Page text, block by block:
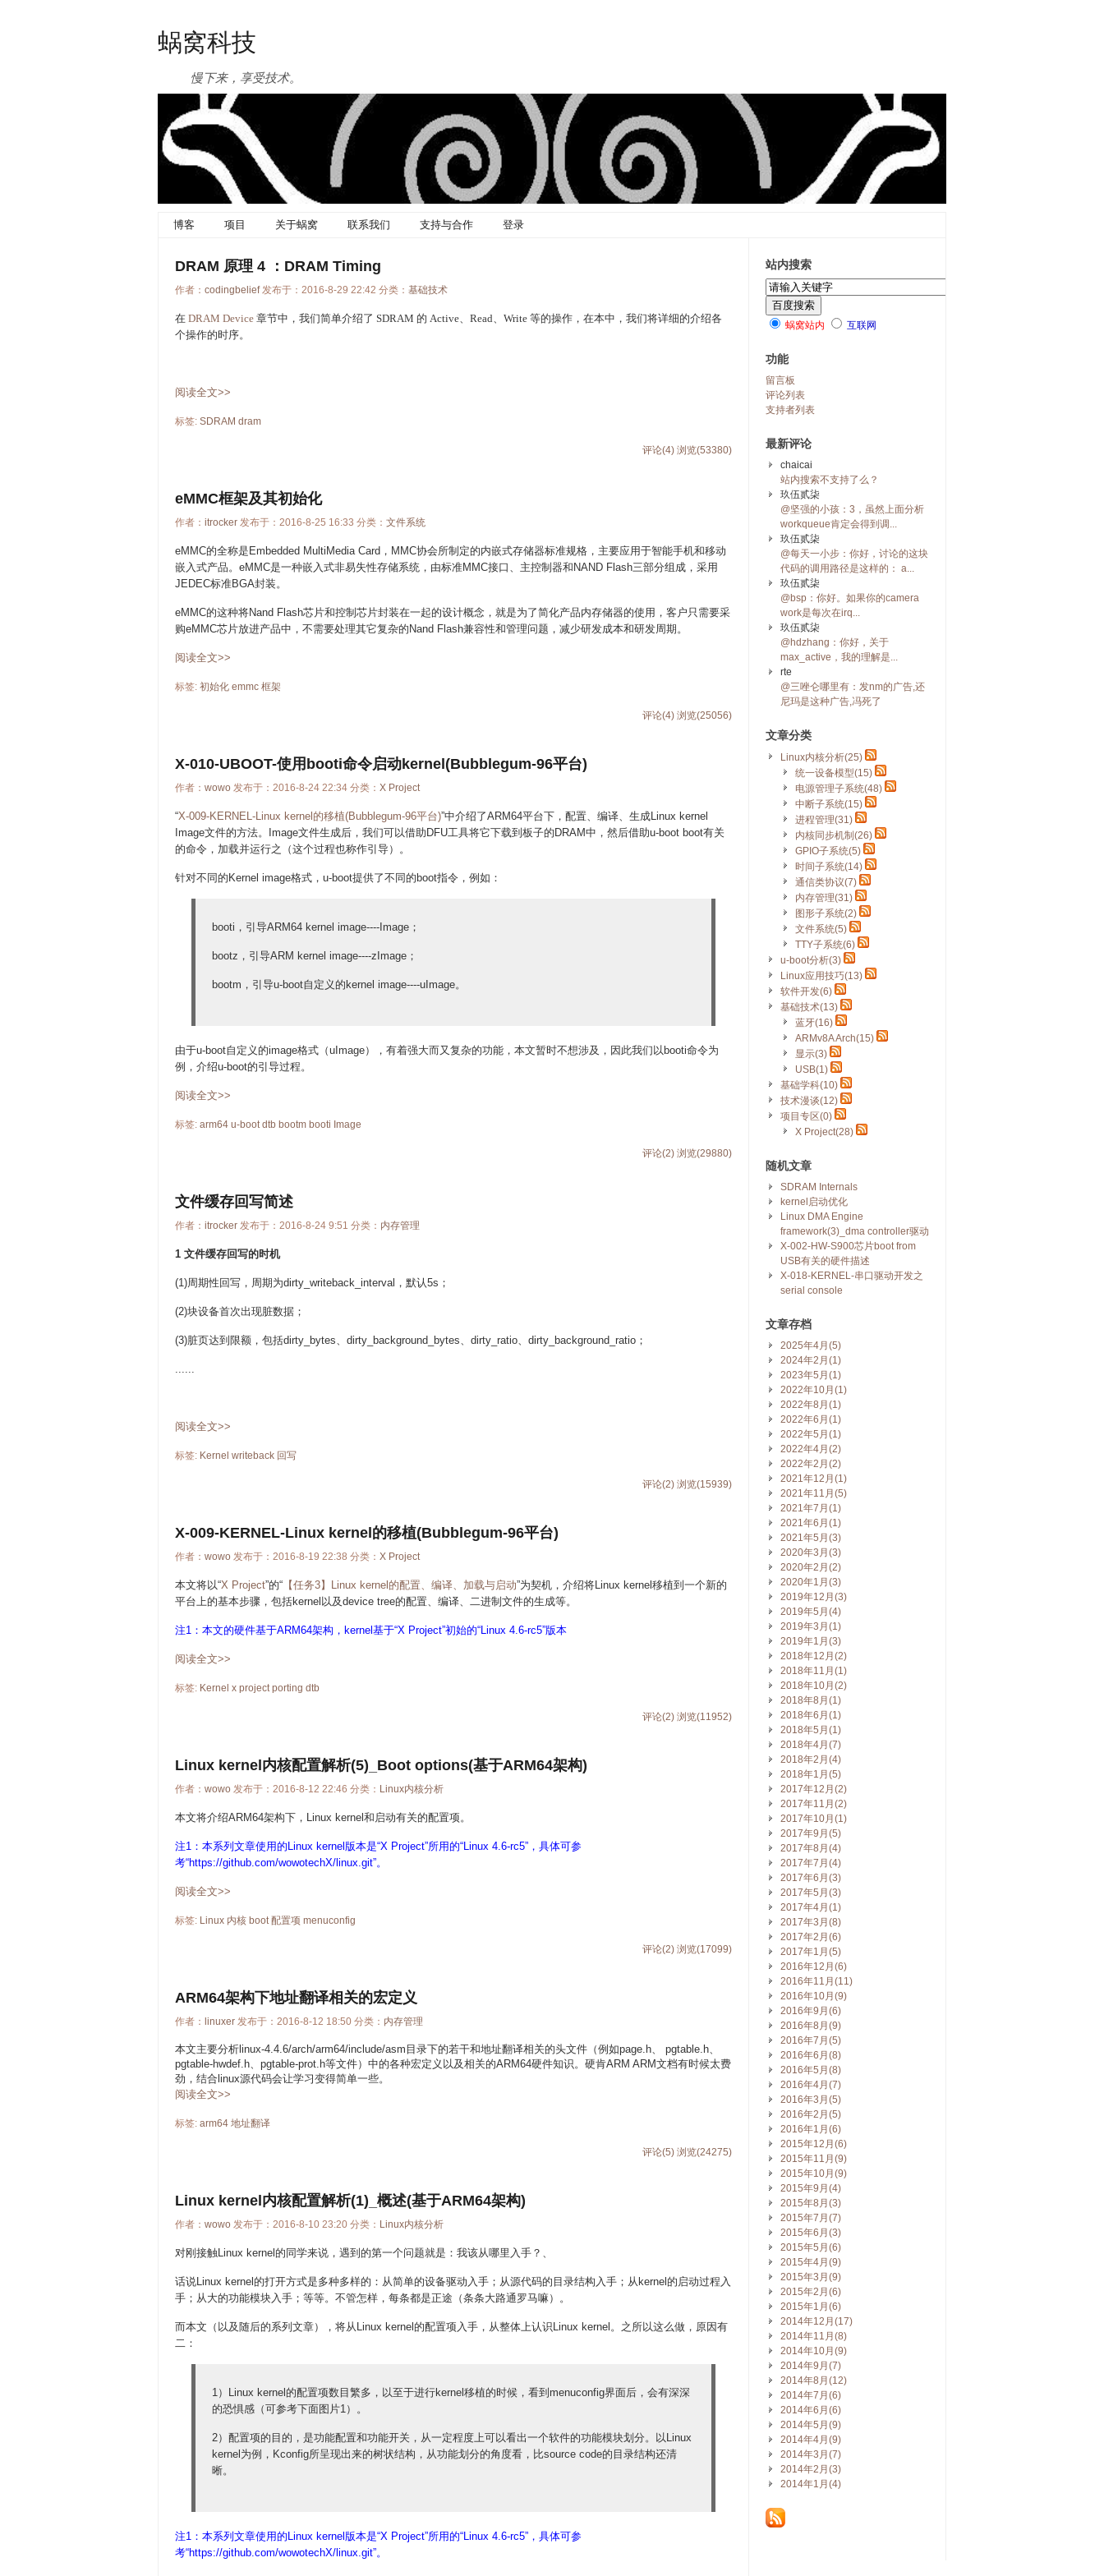
蜗窝科技
慢下来，享受技术。
博客 项目 关于蜗窝 联系我们 支持与合作 登录
DRAM 原理 4 ：DRAM Timing
作者： codingbelief发布于：2016-8-29 22:42 分类： 基础技术
在 DRAM Device 章节中，我们简单介绍了 SDRAM 的 Active、Read、Write 等的操作，在本中，我们将详细的介绍各
个操作的时序。
阅读全文>>
标签: SDRAM dram
评论(4) 浏览(53380)
eMMC框架及其初始化
作者： itrocker 发布于：2016-8-25 16:33 分类： 文件系统
eMMC的全称是Embedded MultiMedia Card，MMC协会所制定的内嵌式存储器标准规格，主要应用于智能手机和移动
嵌入式产品。eMMC是一种嵌入式非易失性存储系统，由标准MMC接口、主控制器和NAND Flash三部分组成，采用
JEDEC标准BGA封装。
eMMC的这种将Nand Flash芯片和控制芯片封装在一起的设计概念，就是为了简化产品内存储器的使用，客户只需要采
购eMMC芯片放进产品中，不需要处理其它复杂的Nand Flash兼容性和管理问题，减少研发成本和研发周期。
阅读全文>>
标签: 初始化 emmc 框架
评论(4) 浏览(25056)
X-010-UBOOT-使用booti命令启动kernel(Bubblegum-96平台)
作者： wowo 发布于：2016-8-24 22:34 分类： X Project
“X-009-KERNEL-Linux kernel的移植(Bubblegum-96平台)”中介绍了ARM64平台下，配置、编译、生成Linux kernel
Image文件的方法。Image文件生成后，我们可以借助DFU工具将它下载到板子的DRAM中，然后借助u-boot boot有关
的命令，加载并运行之（这个过程也称作引导）。
针对不同的Kernel image格式，u-boot提供了不同的boot指令，例如：
booti，引导ARM64 kernel image----Image；
bootz，引导ARM kernel image----zImage；
bootm，引导u-boot自定义的kernel image----uImage。
由于u-boot自定义的image格式（uImage），有着强大而又复杂的功能，本文暂时不想涉及，因此我们以booti命令为
例，介绍u-boot的引导过程。
阅读全文>>
标签: arm64 u-boot dtb bootm booti Image
评论(2) 浏览(29880)
文件缓存回写简述
作者： itrocker 发布于：2016-8-24 9:51 分类： 内存管理
1 文件缓存回写的时机
(1)周期性回写，周期为dirty_writeback_interval ，默认5s ；
(2)块设备首次出现脏数据；
(3)脏页达到限额，包括dirty_bytes、 dirty_background_bytes、 dirty_ratio、 dirty_background_ratio ；
......
阅读全文>>
标签: Kernel writeback 回写
评论(2) 浏览(15939)
X-009-KERNEL-Linux kernel的移植(Bubblegum-96平台)
作者： wowo 发布于：2016-8-19 22:38 分类： X Project
本文将以“X Project”的“ 【任务3】Linux kernel的配置、编译、加载与启动”为契机，介绍将Linux kernel移植到一个新的
平台上的基本步骤，包括kernel以及device tree的配置、编译、二进制文件的生成等。
注1：本文的硬件基于ARM64架构，kernel基于“X Project”初始的“Linux 4.6-rc5”版本
阅读全文>>
标签: Kernel x project porting dtb
评论(2) 浏览(11952)
Linux kernel内核配置解析(5)_Boot options(基于ARM64架构)
作者： wowo 发布于：2016-8-12 22:46 分类： Linux内核分析
本文将介绍ARM64架构下，Linux kernel和启动有关的配置项。
注1：本系列文章使用的Linux kernel版本是“X Project”所用的“Linux 4.6-rc5”，具体可参
考“https://github.com/wowotechX/linux.git”。
阅读全文>>
标签: Linux 内核 boot 配置项 menuconfig
评论(2) 浏览(17099)
ARM64架构下地址翻译相关的宏定义
作者： linuxer 发布于：2016-8-12 18:50 分类： 内存管理
本文主要分析linux-4.4.6/arch/arm64/include/asm目录下的若干和地址翻译相关的头文件（例如page.h、 pgtable.h、
pgtable-hwdef.h、pgtable-prot.h等文件）中的各种宏定义以及相关的ARM64硬件知识。硬肯ARM ARM文档有时候太费
劲，结合linux源代码会让学习变得简单一些。
阅读全文>>
标签: arm64 地址翻译
评论(5) 浏览(24275)
Linux kernel内核配置解析(1)_概述(基于ARM64架构)
作者： wowo 发布于：2016-8-10 23:20 分类： Linux内核分析
对刚接触Linux kernel的同学来说，遇到的第一个问题就是：我该从哪里入手？、
话说Linux kernel的打开方式是多种多样的：从简单的设备驱动入手；从源代码的目录结构入手；从kernel的启动过程入
手；从大的功能模块入手；等等。不管怎样，每条都是正途（条条大路通罗马嘛）。
而本文（以及随后的系列文章），将从Linux kernel的配置项入手，从整体上认识Linux kernel。之所以这么做，原因有
二：
1）Linux kernel的配置项数目繁多，以至于进行kernel移植的时候，看到menuconfig界面后，会有深深
的恐惧感（可参考下面图片1）。
2）配置项的目的，是功能配置和功能开关，从一定程度上可以看出一个软件的功能模块划分。以Linux
kernel为例，Kconfig所呈现出来的树状结构，从功能划分的角度看，比source code的目录结构还清
晰。
注1：本系列文章使用的Linux kernel版本是“X Project”所用的“Linux 4.6-rc5”，具体可参
考“https://github.com/wowotechX/linux.git”。
站内搜索
蜗窝站内 互联网
功能
留言板
评论列表
支持者列表
最新评论
chaicai
站内搜索不支持了么？
玖伍贰柒
@坚强的小孩：3，虽然上面分析
workqueue肯定会得到调...
玖伍贰柒
@每天一小步：你好，讨论的这块
代码的调用路径是这样的： a...
玖伍贰柒
@bsp：你好。如果你的camera
work是每次在irq...
玖伍贰柒
@hdzhang：你好，关于
max_active，我的理解是...
rte
@三唑仑哪里有：发nm的广告,还
尼玛是这种广告,冯死了
文章分类
Linux内核分析(25)
统一设备模型(15)
电源管理子系统(48)
中断子系统(15)
进程管理(31)
内核同步机制(26)
GPIO子系统(5)
时间子系统(14)
通信类协议(7)
内存管理(31)
图形子系统(2)
文件系统(5)
TTY子系统(6)
u-boot分析(3)
Linux应用技巧(13)
软件开发(6)
基础技术(13)
蓝牙(16)
ARMv8A Arch(15)
显示(3)
USB(1)
基础学科(10)
技术漫谈(12)
项目专区(0)
X Project(28)
随机文章
SDRAM Internals
kernel启动优化
Linux DMA Engine
framework(3)_dma controller驱动
X-002-HW-S900芯片boot from
USB有关的硬件描述
X-018-KERNEL-串口驱动开发之
serial console
文章存档
2025年4月(5)
2024年2月(1)
2023年5月(1)
2022年10月(1)
2022年8月(1)
2022年6月(1)
2022年5月(1)
2022年4月(2)
2022年2月(2)
2021年12月(1)
2021年11月(5)
2021年7月(1)
2021年6月(1)
2021年5月(3)
2020年3月(3)
2020年2月(2)
2020年1月(3)
2019年12月(3)
2019年5月(4)
2019年3月(1)
2019年1月(3)
2018年12月(2)
2018年11月(1)
2018年10月(2)
2018年8月(1)
2018年6月(1)
2018年5月(1)
2018年4月(7)
2018年2月(4)
2018年1月(5)
2017年12月(2)
2017年11月(2)
2017年10月(1)
2017年9月(5)
2017年8月(4)
2017年7月(4)
2017年6月(3)
2017年5月(3)
2017年4月(1)
2017年3月(8)
2017年2月(6)
2017年1月(5)
2016年12月(6)
2016年11月(11)
2016年10月(9)
2016年9月(6)
2016年8月(9)
2016年7月(5)
2016年6月(8)
2016年5月(8)
2016年4月(7)
2016年3月(5)
2016年2月(5)
2016年1月(6)
2015年12月(6)
2015年11月(9)
2015年10月(9)
2015年9月(4)
2015年8月(3)
2015年7月(7)
2015年6月(3)
2015年5月(6)
2015年4月(9)
2015年3月(9)
2015年2月(6)
2015年1月(6)
2014年12月(17)
2014年11月(8)
2014年10月(9)
2014年9月(7)
2014年8月(12)
2014年7月(6)
2014年6月(6)
2014年5月(9)
2014年4月(9)
2014年3月(7)
2014年2月(3)
2014年1月(4)